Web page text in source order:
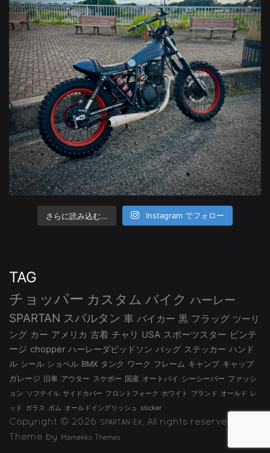
さらに読み込む... Instagram でフォロー
TAG
チョッパー カスタム バイク ハーレー
SPARTAN スパルタン 車 バイカー 黒 フラッグ ツーリ
ング カー アメリカ 古着 チャリ USA スポーツスター ビンテ
ージ chopper ハーレーダビッドソン バッグ ステッカー ハンド
ル シール ショベル BMX タンク ワーク フレーム キャンプ キャップ
ガレージ 旧車 アウター スケボー 国産 オートバイ シーシーバー ファッシ
ョン ソフテイル サイドカバー フロントフォーク ホワイト ブランド オールド レ
ッド ガラス ボム オールドイングリッシュ sticker
Copyright © 2026 SPARTAN-EX
, All rights reserved.
Theme by
Mamekko Themes